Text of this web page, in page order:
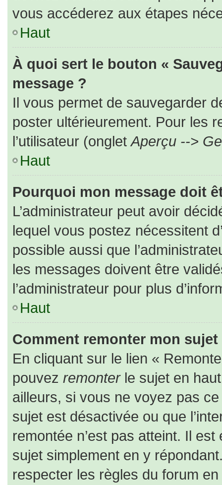
vous accéderez aux étapes
Haut
À quoi sert le bouton «
message ?
Il vous permet de sauvegarder
poster ultérieurement. Pour les
l’utilisateur (ongletAperçu -->
Haut
Pourquoi mon message doit
L’administrateur peut avoir
lequel vous postez nécessitent
possible aussi que
les messages doivent être
l’administrateur pour plus
Haut
Comment remonter mon sujet
En cliquant sur le lien «
pouvez remonterle sujet en
ailleurs, si vous ne voyez pas
sujet est désactivée ou que
remontée n’est pas atteint. Il
sujet simplement en y
respecter les règles du forum